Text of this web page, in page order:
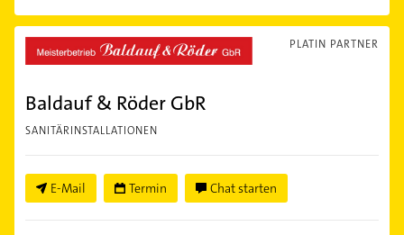
PLATIN PARTNER
Baldauf & Röder GbR
SANITÄRINSTALLATIONEN
E-Mail Termin Chat starten